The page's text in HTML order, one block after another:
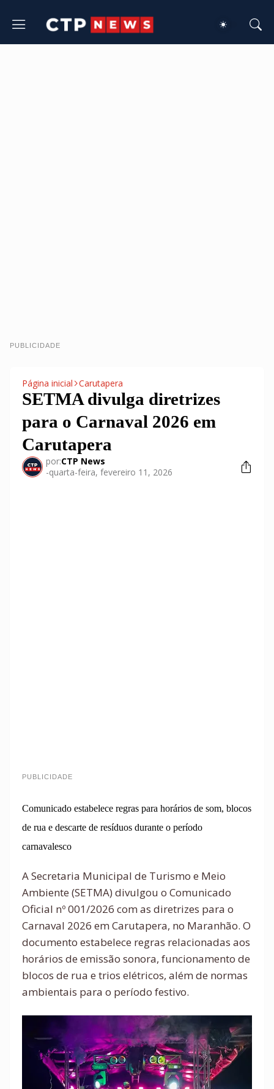
PUBLICIDADE
Página inicial Carutapera
SETMA divulga diretrizes
para o Carnaval 2026 em
Carutapera
por:CTP News
-quarta-feira, fevereiro 11, 2026
PUBLICIDADE
Comunicado estabelece regras para horários de som, blocos
de rua e descarte de resíduos durante o período
carnavalesco
A Secretaria Municipal de Turismo e Meio
Ambiente (SETMA) divulgou o Comunicado
Oficial nº 001/2026 com as diretrizes para o
Carnaval 2026 em Carutapera, no Maranhão. O
documento estabelece regras relacionadas aos
horários de emissão sonora, funcionamento de
blocos de rua e trios elétricos, além de normas
ambientais para o período festivo.